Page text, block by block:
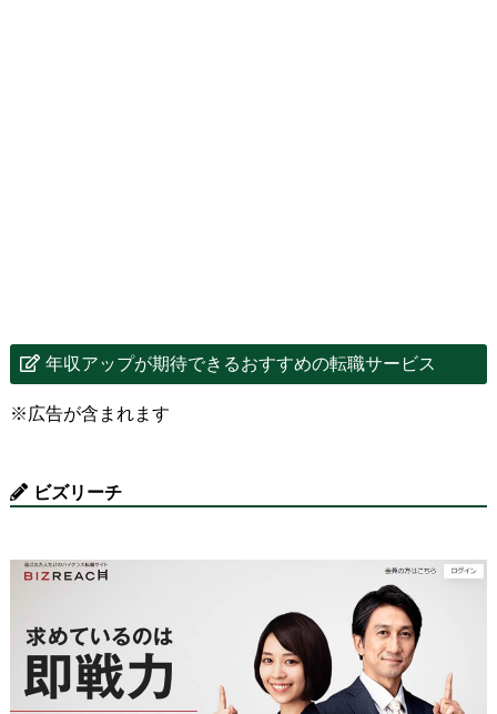
年収アップが期待できるおすすめの転職サービス
※広告が含まれます
ビズリーチ